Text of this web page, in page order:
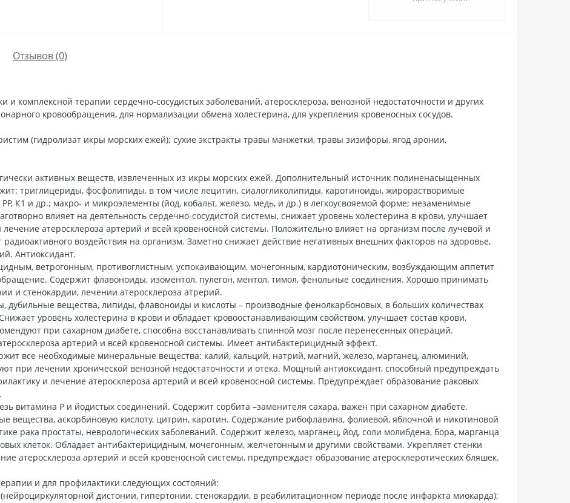
Отзывов (0)
комплексной терапии сердечно-сосудистых заболеваний, атеросклероза, венозной недостаточности и других
кровообращения, для нормализации обмена холестерина, для укрепления кровеносных сосудов.
(гидролизат икры морских ежей); сухие экстракты травы манжетки, травы зизифоры, ягод аронии,
активных веществ, извлеченных из икры морских ежей. Дополнительный источник полиненасыщенных
триглицериды, фосфолипиды, в том числе лецитин, сиалогликолипиды, каротиноиды, жирорастворимые
К1 и др.; макро- и микроэлементы (йод, кобальт, железо, медь, и др.) в легкоусвояемой форме; незаменимые
влияет на деятельность сердечно-сосудистой системы, снижает уровень холестерина в крови, улучшает
атеросклероза артерий и всей кровеносной системы. Положительно влияет на организм после лучевой и
радиоактивного воздействия на организм. Заметно снижает действие негативных внешних факторов на здоровье,
Антиоксидант.
ветрогонным, противоглистным, успокаивающим, мочегонным, кардиотоническим, возбуждающим аппетит
Содержит флавоноиды, изоментол, пулегон, ментол, тимол, фенольные соединения. Хорошо принимать
и стенокардии, лечении атеросклероза атрерий.
дубильные вещества, липиды, флавоноиды и кислоты – производные фенолкарбоновых, в больших количествах
уровень холестерина в крови и обладает кровоостанавливающим свойством, улучшает состав крови,
при сахарном диабете, способна восстанавливать спинной мозг после перенесенных операций.
артерий и всей кровеносной системы. Имеет антибактерицидный эффект.
все необходимые минеральные вещества: калий, кальций, натрий, магний, железо, марганец, алюминий,
при лечении хронической венозной недостаточности и отека. Мощный антиоксидант, способный предупреждать
и лечение атеросклероза артерий и всей кровеносной системы. Предупреждает образование раковых
витамина P и йодистых соединений. Содержит сорбита –заменителя сахара, важен при сахарном диабете.
вещества, аскорбиновую кислоту, цитрин, каротин. Содержание рибофлавина, фолиевой, яблочной и никотиновой
рака простаты, неврологических заболеваний. Содержит железо, марганец, йод, соли молибдена, бора, марганца
клеток. Обладает антибактерицидным, мочегонным, желчегонным и другими свойствами. Укрепляет стенки
атеросклероза артерий и всей кровеносной системы, предупреждает образование атеросклеротических бляшек.
и для профилактики следующих состояний:
дистонии, гипертонии, стенокардии, в реабилитационном периоде после инфаркта миокарда);